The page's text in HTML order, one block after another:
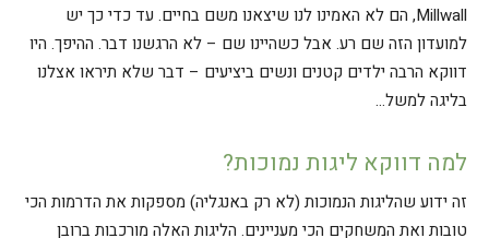
Millwall, הם לא האמינו לנו שיצאנו משם בחיים. עד כדי כך יש
למועדון הזה שם רע. אבל כשהיינו שם – לא הרגשנו דבר. ההיפך. היו
דווקא הרבה ילדים קטנים ונשים ביציעים – דבר שלא תיראו אצלנו
בליגה למשל…
למה דווקא ליגות נמוכות?
זה ידוע שהליגות הנמוכות (לא רק באנגליה) מספקות את הדרמות הכי
טובות ואת המשחקים הכי מעניינים. הליגות האלה מורכבות ברובן